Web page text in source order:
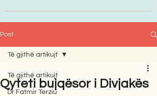
Post
Të gjithë artikujt
Dr Fatmir Terziu
Të gjithë artikujt
Qyteti bujqësor i Divjakës